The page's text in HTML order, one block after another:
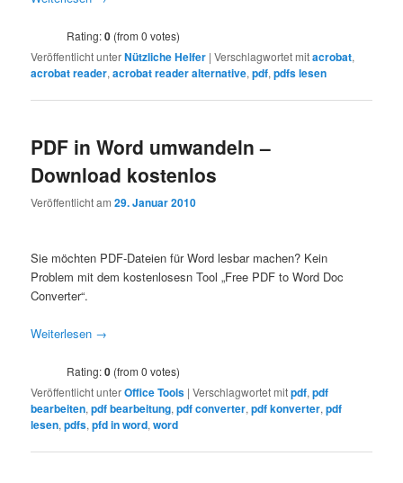
Rating:0 (from 0 votes)
Veröffentlicht unterNützliche Helfer |Verschlagwortet mitacrobat,
acrobat reader,acrobat reader alternative,pdf,pdfs lesen
PDF in Word umwandeln –
Download kostenlos
Veröffentlicht am29. Januar 2010
Sie möchten PDF-Dateien für Word lesbar machen? Kein
Problem mit dem kostenlosesn Tool „Free PDF to Word Doc
Converter“.
Weiterlesen →
Rating:0 (from 0 votes)
Veröffentlicht unterOffice Tools |Verschlagwortet mitpdf,pdf
bearbeiten,pdf bearbeitung,pdf converter,pdf konverter,pdf
lesen,pdfs,pfd in word,word